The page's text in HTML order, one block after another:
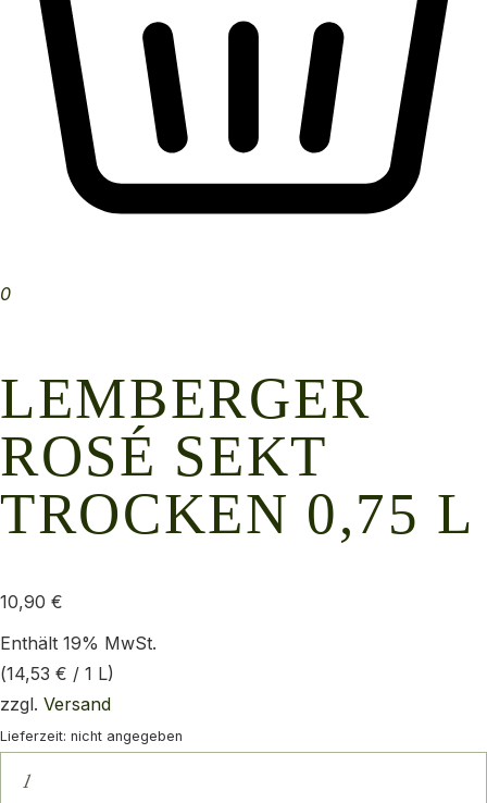
0
LEMBERGER
ROSÉ SEKT
TROCKEN 0,75 L
10,90 €
Enthält 19% MwSt.
(14,53 € / 1 L)
zzgl. Versand
Lieferzeit: nicht angegeben